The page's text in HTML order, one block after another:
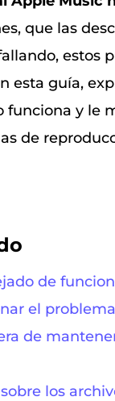
que las
estos
esta guía,
funciona y le
de
de
el
de
los